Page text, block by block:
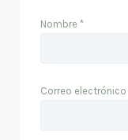
Nombre *
Correo electrónico